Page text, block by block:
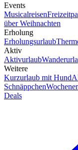
Events
Musicalreisen
über Weihnachten
Erholung
Erholungsurlaub
Aktiv
Aktivurlaub
Weitere
Kurzurlaub mit Hund
Schnäppchen
Deals